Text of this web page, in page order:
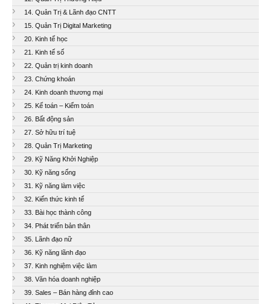
14. Quản Trị & Lãnh đạo CNTT
15. Quản Trị Digital Marketing
20. Kinh tế học
21. Kinh tế số
22. Quản trị kinh doanh
23. Chứng khoán
24. Kinh doanh thương mại
25. Kế toán – Kiểm toán
26. Bất động sản
27. Sở hữu trí tuệ
28. Quản Trị Marketing
29. Kỹ Năng Khởi Nghiệp
30. Kỹ năng sống
31. Kỹ năng làm việc
32. Kiến thức kinh tế
33. Bài học thành công
34. Phát triển bản thân
35. Lãnh đạo nữ
36. Kỹ năng lãnh đạo
37. Kinh nghiệm việc làm
38. Văn hóa doanh nghiệp
39. Sales – Bán hàng đỉnh cao